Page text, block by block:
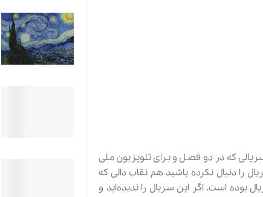
که در دو فصل و برای تلویزیون ملی
را دنیال نکرده باشید هم نقاب دالی که
بوده است. اگر این سریال را ندیده‌اید و